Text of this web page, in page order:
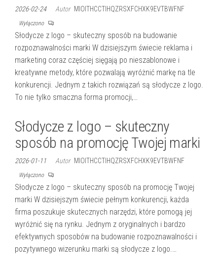
2026-02-24 Autor MIOITHCCTIHQZRSXFCHXK9EVTBWFNF
Wyłączono
Słodycze z logo – skuteczny sposób na budowanie
rozpoznawalności marki W dzisiejszym świecie reklama i
marketing coraz częściej sięgają po nieszablonowe i
kreatywne metody, które pozwalają wyróżnić markę na tle
konkurencji. Jednym z takich rozwiązań są słodycze z logo.
To nie tylko smaczna forma promocji,…
Słodycze z logo – skuteczny
sposób na promocję Twojej marki
2026-01-11 Autor MIOITHCCTIHQZRSXFCHXK9EVTBWFNF
Wyłączono
Słodycze z logo – skuteczny sposób na promocję Twojej
marki W dzisiejszym świecie pełnym konkurencji, każda
firma poszukuje skutecznych narzędzi, które pomogą jej
wyróżnić się na rynku. Jednym z oryginalnych i bardzo
efektywnych sposobów na budowanie rozpoznawalności i
pozytywnego wizerunku marki są słodycze z logo.…